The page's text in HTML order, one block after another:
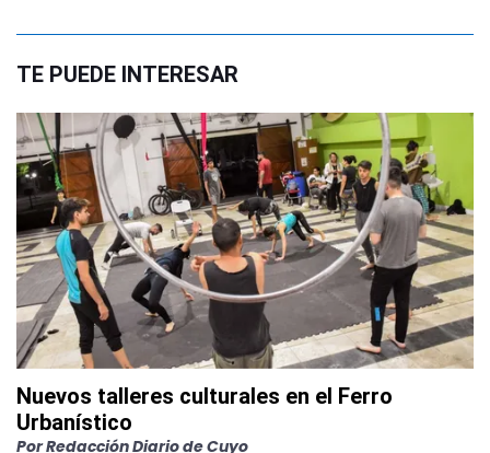
TE PUEDE INTERESAR
Nuevos talleres culturales en el Ferro
Urbanístico
PorRedacción Diario de Cuyo